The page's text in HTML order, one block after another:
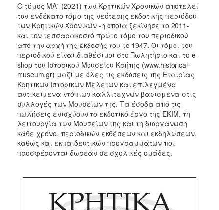
Ο τόμος ΜΑ΄ (2021) των Κρητικών Χρονικών αποτελεί
τον ενδέκατο τόμο της νεότερης εκδοτικής περιόδου
των Κρητικών Χρονικών -η οποία ξεκίνησε το 2011-
και τον τεσσαρακοστό πρώτο τόμο του περιοδικού
από την αρχή της έκδοσής του το 1947. Οι τόμοι του
περιοδικού είναι διαθέσιμοι στο Πωλητήριο και το e-
shop του Ιστορικού Μουσείου Κρήτης (www.historical-
museum.gr) μαζί με όλες τις εκδόσεις της Εταιρίας
Κρητικών Ιστορικών Μελετών και επιλεγμένα
αντικείμενα ντόπιων καλλιτεχνών βασισμένα στις
συλλογές των Μουσείων της. Τα έσοδα από τις
πωλήσεις ενισχύουν το εκδοτικό έργο της ΕΚΙΜ, τη
λειτουργία των Μουσείων της και τη διοργάνωση
κάθε χρόνο, περιοδικών εκθέσεων και εκδηλώσεων,
καθώς και εκπαιδευτικών προγραμμάτων που
προσφέρονται δωρεάν σε σχολικές ομάδες.